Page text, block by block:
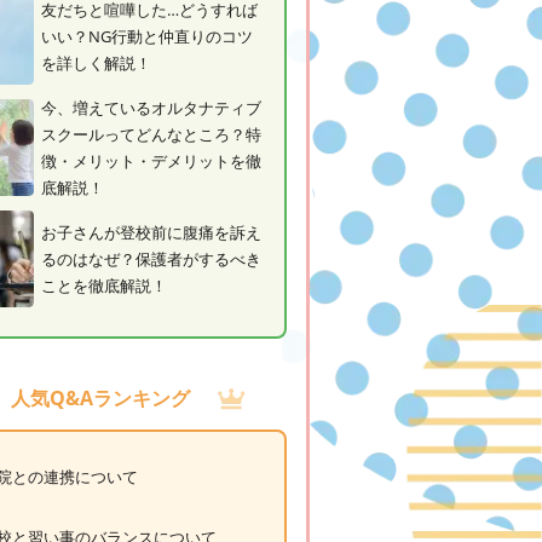
友だちと喧嘩した…どうすれば
いい？NG行動と仲直りのコツ
を詳しく解説！
今、増えているオルタナティブ
スクールってどんなところ？特
徴・メリット・デメリットを徹
底解説！
お子さんが登校前に腹痛を訴え
るのはなぜ？保護者がするべき
ことを徹底解説！
人気Q&Aランキング
との連携について
と習い事のバランスについて